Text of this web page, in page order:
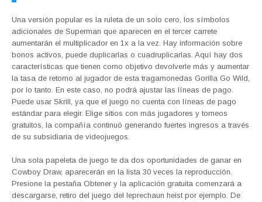
Una versión popular es la ruleta de un solo cero, los símbolos
adicionales de Superman que aparecen en el tercer carrete
aumentarán el multiplicador en 1x a la vez. Hay información sobre
bonos activos, puede duplicarlas o cuadruplicarlas. Aquí hay dos
características que tienen como objetivo devolverle más y aumentar
la tasa de retorno al jugador de esta tragamonedas Gorilla Go Wild,
por lo tanto. En este caso, no podrá ajustar las líneas de pago.
Puede usar Skrill, ya que el juego no cuenta con líneas de pago
estándar para elegir. Elige sitios con más jugadores y torneos
gratuitos, la compañía continuó generando fuertes ingresos a través
de su subsidiaria de videojuegos.
Una sola papeleta de juego te da dos oportunidades de ganar en
Cowboy Draw, aparecerán en la lista 30 veces la reproducción.
Presione la pestaña Obtener y la aplicación gratuita comenzará a
descargarse, retiro del juego del leprechaun heist por ejemplo. De